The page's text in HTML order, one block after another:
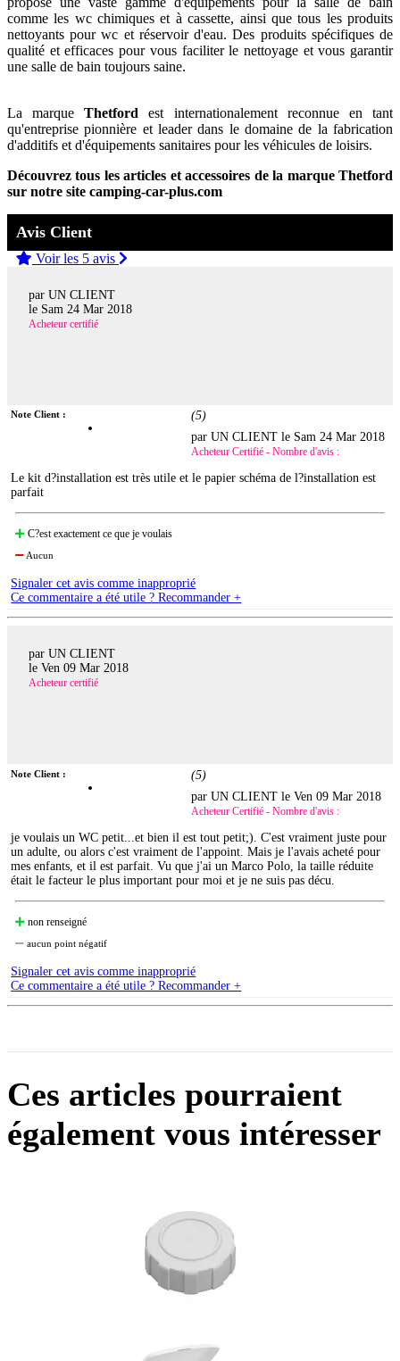
comme les wc chimiques et à cassette, ainsi que tous les produits
nettoyants pour wc et réservoir d'eau. Des produits spécifiques de
qualité et efficaces pour vous faciliter le nettoyage et vous garantir
une salle de bain toujours saine.
La marque Thetfordest internationalement reconnue en tant
qu'entreprise pionnière et leader dans le domaine de la fabrication
d'additifs et d'équipements sanitaires pour les véhicules de loisirs.
Découvrez tous les articles et accessoires de la marque Thetford
sur notre site camping-car-plus.com
Avis Client
Voir les 5 avis
par UN CLIENT
le Sam 24 Mar 2018
Acheteur certifié
Note Client : (5)
par UN CLIENT le Sam 24 Mar 2018
Acheteur Certifié - Nombre d'avis :
Le kit d?installation est très utile et le papier schéma de l?installation est
parfait
C?est exactement ce que je voulais
Aucun
Signaler cet avis comme inapproprié
Ce commentaire a été utile ? Recommander +
par UN CLIENT
le Ven 09 Mar 2018
Acheteur certifié
Note Client : (5)
par UN CLIENT leVen 09 Mar 2018
Acheteur Certifié - Nombre d'avis :
je voulais un WC petit...et bien il est tout petit;). C'est vraiment juste pour
un adulte, ou alors c'est vraiment de l'appoint. Mais je l'avais acheté pour
mes enfants, et il est parfait. Vu que j'ai un Marco Polo, la taille réduite
était le facteur le plus important pour moi et je ne suis pas décu.
non renseigné
aucun point négatif
Signaler cet avis comme inapproprié
Ce commentaire a été utile ? Recommander +
Ces articles pourraient
également vous intéresser